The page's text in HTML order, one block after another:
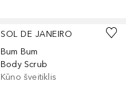
SOL DE JANEIRO
Bum Bum
Body Scrub
Kūno šveitiklis